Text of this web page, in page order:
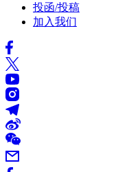
投函/投稿
加入我们